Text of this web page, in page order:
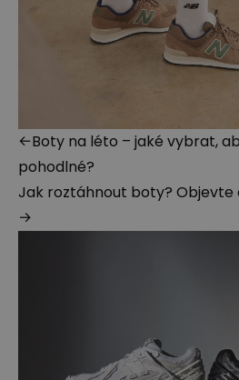
←Boty na léto – jaké vybrat,
pohodlné?
Jak roztáhnout boty? Objevte
→